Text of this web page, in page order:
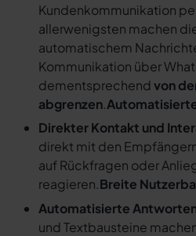
Kundenkommunikation
allerwenigsten machen
automatischem
Kommunikation über
dementsprechendvon
abgrenzen.
Direkter Kontakt und
direkt mit den
auf Rückfragen oder
reagieren.Breite
Automatisierte
und Textbausteine